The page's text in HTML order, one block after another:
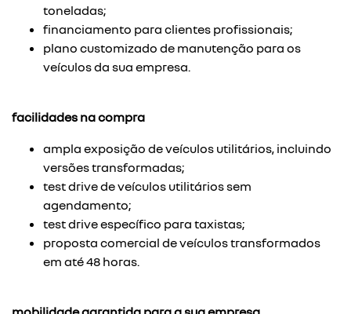
toneladas;
financiamento para clientes profissionais;
plano customizado de manutenção para os
veículos da sua empresa.
facilidades na compra
ampla exposição de veículos utilitários, incluindo
versões transformadas;
test drive de veículos utilitários sem
agendamento;
test drive específico para taxistas;
proposta comercial de veículos transformados
em até 48 horas.